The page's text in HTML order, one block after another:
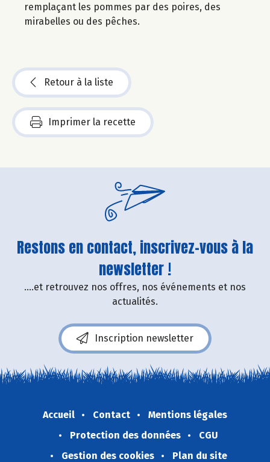
remplaçant les pommes par des poires, des
mirabelles ou des pêches.
Retour à la liste
Imprimer la recette
Restons en contact, inscrivez-vous à la
newsletter !
....et retrouvez nos offres, nos événements et nos
actualités.
Inscription newsletter
Accueil Contact
Mentions légales
Protection des données
CGU
Gestion des cookies
Plan du site